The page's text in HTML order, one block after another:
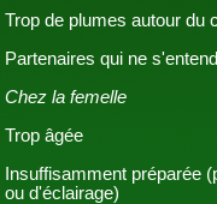
Trop de plumes autour du
Partenaires qui ne
Chez la femelle
Trop âgée
Insuffisamment préparée
ou d'éclairage)